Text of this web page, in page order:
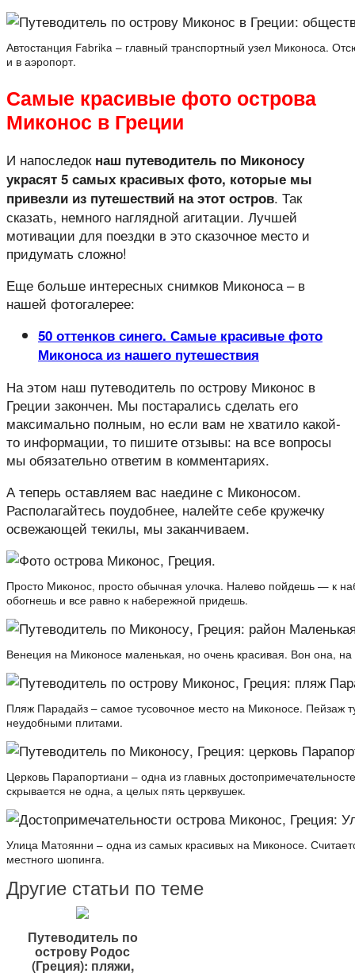
Автостанция Fabrika – главный транспортный узел Миконоса.
и в аэропорт.
Самые красивые фото острова
Миконос в Греции
И напоследок наш путеводитель по Миконосу
украсят 5 самых красивых фото, которые мы
привезли из путешествий на этот остров. Так
сказать, немного наглядной агитации. Лучшей
мотивации для поездки в это сказочное место и
придумать сложно!
Еще больше интересных снимков Миконоса – в
нашей фотогалерее:
50 оттенков синего. Самые красивые фото
Миконоса из нашего путешествия
На этом наш путеводитель по острову Миконос в
Греции закончен. Мы постарались сделать его
максимально полным, но если вам не хватило какой-
то информации, то пишите отзывы: на все вопросы
мы обязательно ответим в комментариях.
А теперь оставляем вас наедине с Миконосом.
Располагайтесь поудобнее, налейте себе кружечку
освежающей текилы, мы заканчиваем.
Просто Миконос, просто обычная улочка. Налево пойдешь — к
обогнешь и все равно к набережной придешь.
Венеция на Миконосе маленькая, но очень красивая. Вон она,
Пляж Парадайз – самое тусовочное место на Миконосе. Пейзаж
неудобными плитами.
Церковь Парапортиани – одна из главных
скрывается не одна, а целых пять церквушек.
Улица Матоянни – одна из самых красивых на Миконосе.
местного шопинга.
Другие статьи по теме
Путеводитель по
острову Родос
(Греция): пляжи,